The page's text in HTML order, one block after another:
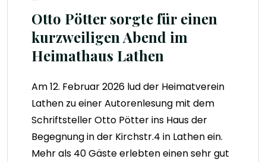
Otto Pötter sorgte für einen
kurzweiligen Abend im
Heimathaus Lathen
Am 12. Februar 2026 lud der Heimatverein
Lathen zu einer Autorenlesung mit dem
Schriftsteller Otto Pötter ins Haus der
Begegnung in der Kirchstr.4 in Lathen ein.
Mehr als 40 Gäste erlebten einen sehr gut